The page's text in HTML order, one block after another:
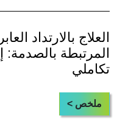
المرتبطة
تكاملي
ملخص >